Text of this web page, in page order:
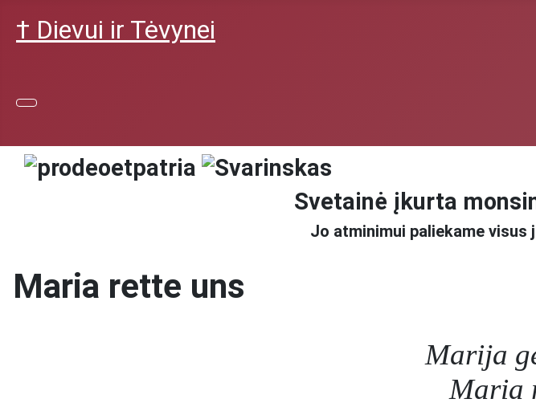
† Dievui ir Tėvynei
Svetainė įkurta
Jo atminimui paliekame
Maria rette uns
Marija
Maria